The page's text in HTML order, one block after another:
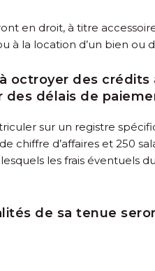
en droit, à titre
la location d’un bien ou
octroyer des
délais de
sur un registre
chiffre d’affaires et 250
les frais éventuels
de sa tenue